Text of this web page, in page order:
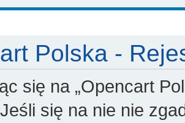
Polska -
się na „Opencart
się na nie nie